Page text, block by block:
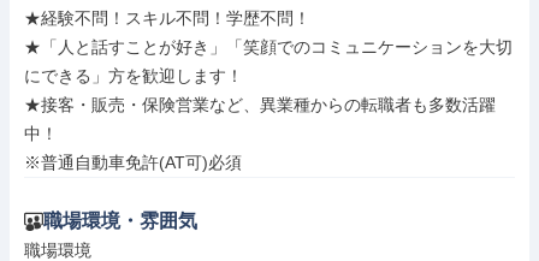
★経験不問！スキル不問！学歴不問！
★「人と話すことが好き」「笑顔でのコミュニケーションを大切
にできる」方を歓迎します！
★接客・販売・保険営業など、異業種からの転職者も多数活躍
中！
※普通自動車免許(AT可)必須
職場環境・雰囲気
職場環境